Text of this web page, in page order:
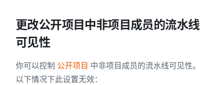
更改公开项目中非项目成员的流水线
可见性
你可以控制 公开项目 中非项目成员的流水线可见性。
以下情况下此设置无效：